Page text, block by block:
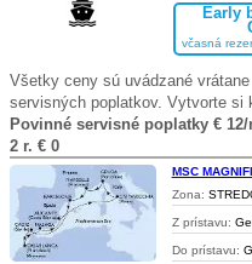
Early
včasná
Všetky ceny sú uvádzané
servisných poplatkov. Vytvorte si
Povinné servisné poplatky €
2 r. € 0
MSC
Zona:
Z prístavu:
Do prístavu: